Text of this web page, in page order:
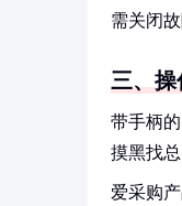
需关闭
三、操
带手柄
摸黑找
爱采购